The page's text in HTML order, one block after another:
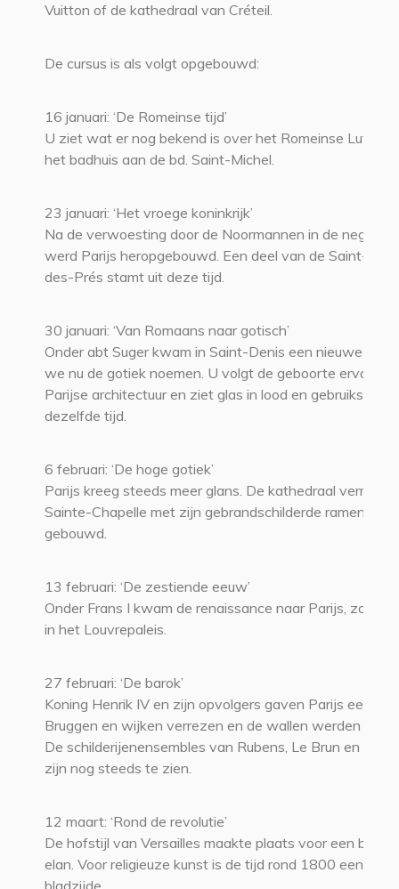
Vuitton of de kathedraal van Créteil.
De cursus is als volgt opgebouwd:
16 januari: ‘De Romeinse tijd’
U ziet wat er nog bekend is over het Romeinse Lutetia,
het badhuis aan de bd. Saint-Michel.
23 januari: ‘Het vroege koninkrijk’
Na de verwoesting door de Noormannen in de
werd Parijs heropgebouwd. Een deel van de Saint-
des-Prés stamt uit deze tijd.
30 januari: ‘Van Romaans naar gotisch’
Onder abt Suger kwam in Saint-Denis een nieuwe stijl
we nu de gotiek noemen. U volgt de geboorte ervan in
Parijse architectuur en ziet glas in lood en
dezelfde tijd.
6 februari: ‘De hoge gotiek’
Parijs kreeg steeds meer glans. De kathedraal verrees
Sainte-Chapelle met zijn gebrandschilderde ramen
gebouwd.
13 februari: ‘De zestiende eeuw’
Onder Frans I kwam de renaissance naar Parijs, zoals
in het Louvrepaleis.
27 februari: ‘De barok’
Koning Henrik IV en zijn opvolgers gaven Parijs een
Bruggen en wijken verrezen en de wallen werden
De schilderijenensembles van Rubens, Le Brun en
zijn nog steeds te zien.
12 maart: ‘Rond de revolutie’
De hofstijl van Versailles maakte plaats voor een
elan. Voor religieuze kunst is de tijd rond 1800 een
bladzijde.